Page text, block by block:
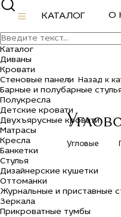
КАТАЛОГ О
Каталог
Диваны
Кровати
Стеновые панели
Барные и полубарные
Полукресла
Детские кровати
Двухъярусные кровати
Матрасы
Кресла
Банкетки
Стулья
Дизайнерские кушетки
Оттоманки
Журнальные и приставные
Зеркала
Прикроватные тумбы
Назад к
Угловые